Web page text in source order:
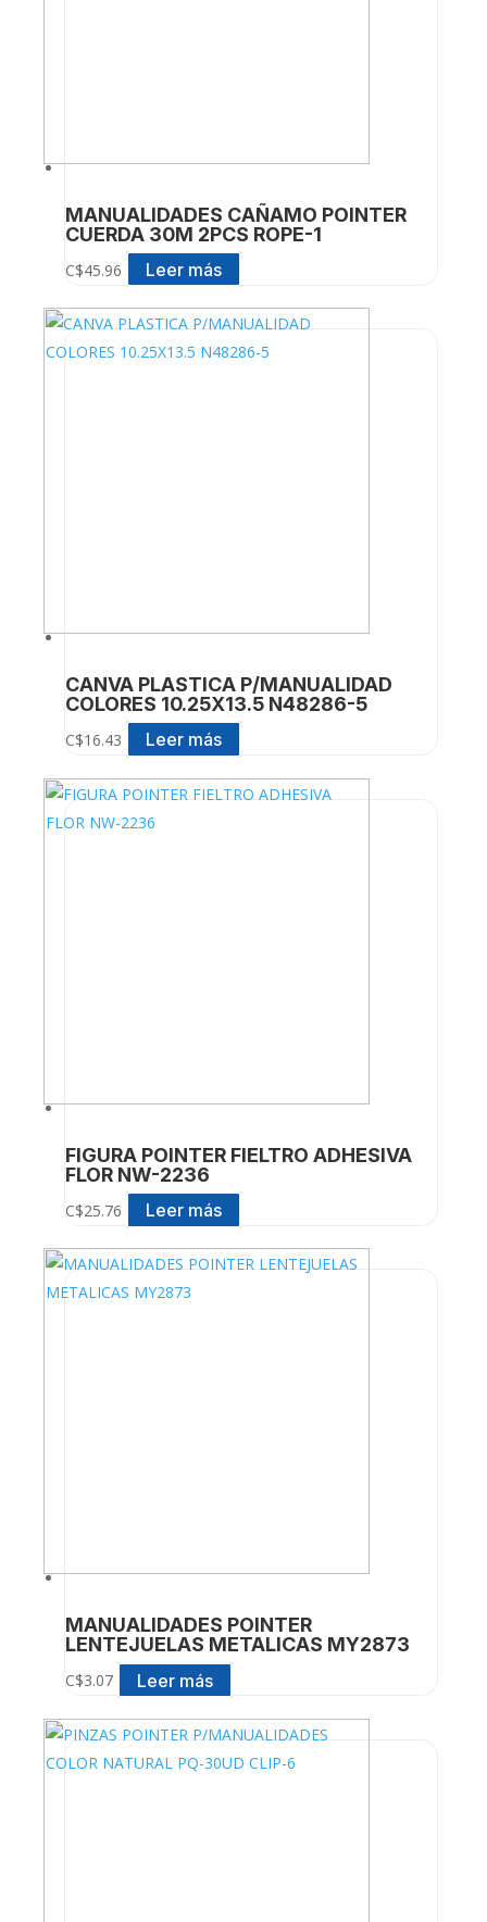
MANUALIDADES CAÑAMO POINTER
CUERDA 30M 2PCS ROPE-1
C$45.96 Leer más
CANVA PLASTICA P/MANUALIDAD
COLORES 10.25X13.5 N48286-5
C$16.43 Leer más
FIGURA POINTER FIELTRO ADHESIVA
FLOR NW-2236
C$25.76 Leer más
MANUALIDADES POINTER
LENTEJUELAS METALICAS MY2873
C$3.07 Leer más